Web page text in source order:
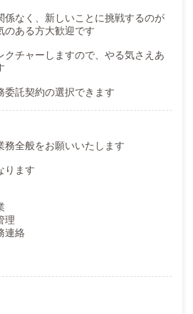
係なく、新しいことに挑戦するのが
のある方大歓迎です
クチャーしますので、やる気さえあ
託契約の選択できます
務全般をお願いいたします
ります
理
連絡